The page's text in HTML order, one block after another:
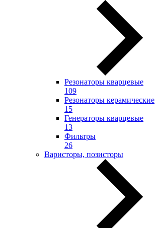
Резонаторы кварцевые
109
Резонаторы керамические
15
Генераторы кварцевые
13
Фильтры
26
Варисторы, позисторы